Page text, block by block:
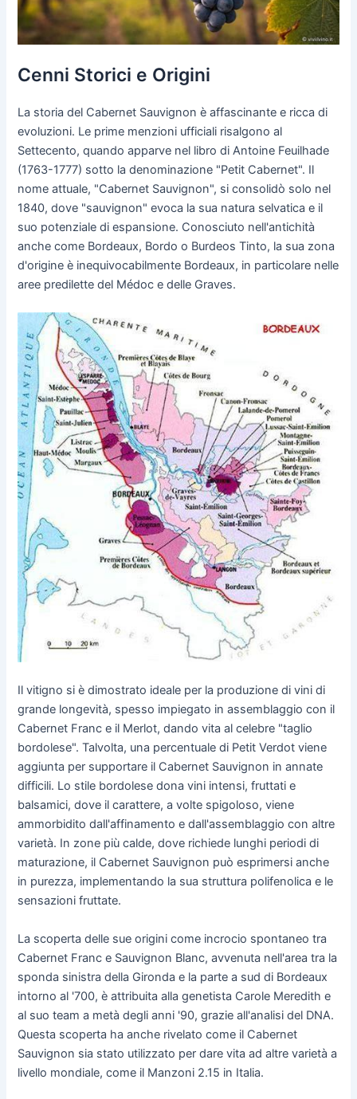
Cenni Storici e Origini
La storia del Cabernet Sauvignon è affascinante e ricca di
evoluzioni. Le prime menzioni ufficiali risalgono al
Settecento, quando apparve nel libro di Antoine Feuilhade
(1763-1777) sotto la denominazione "Petit Cabernet". Il
nome attuale, "Cabernet Sauvignon", si consolidò solo nel
1840, dove "sauvignon" evoca la sua natura selvatica e il
suo potenziale di espansione. Conosciuto nell'antichità
anche come Bordeaux, Bordo o Burdeos Tinto, la sua zona
d'origine è inequivocabilmente Bordeaux, in particolare nelle
aree predilette del Médoc e delle Graves.
Il vitigno si è dimostrato ideale per la produzione di vini di
grande longevità, spesso impiegato in assemblaggio con il
Cabernet Franc e il Merlot, dando vita al celebre "taglio
bordolese". Talvolta, una percentuale di Petit Verdot viene
aggiunta per supportare il Cabernet Sauvignon in annate
difficili. Lo stile bordolese dona vini intensi, fruttati e
balsamici, dove il carattere, a volte spigoloso, viene
ammorbidito dall'affinamento e dall'assemblaggio con altre
varietà. In zone più calde, dove richiede lunghi periodi di
maturazione, il Cabernet Sauvignon può esprimersi anche
in purezza, implementando la sua struttura polifenolica e le
sensazioni fruttate.
La scoperta delle sue origini come incrocio spontaneo tra
Cabernet Franc e Sauvignon Blanc, avvenuta nell'area tra la
sponda sinistra della Gironda e la parte a sud di Bordeaux
intorno al '700, è attribuita alla genetista Carole Meredith e
al suo team a metà degli anni '90, grazie all'analisi del DNA.
Questa scoperta ha anche rivelato come il Cabernet
Sauvignon sia stato utilizzato per dare vita ad altre varietà a
livello mondiale, come il Manzoni 2.15 in Italia.